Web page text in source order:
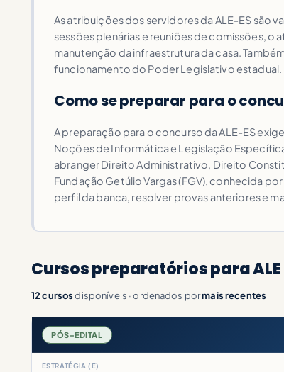
As atribuições dos servidores da ALE-ES são
sessões plenárias e reuniões de comissões,
manutenção da infraestrutura da casa.
funcionamento do Poder Legislativo estadual.
Como se preparar para o
A preparação para o concurso da ALE-ES
Noções de Informática e Legislação
abranger Direito Administrativo, Direito
Fundação Getúlio Vargas (FGV), conhecida
perfil da banca, resolver provas anteriores e
Cursos preparatórios para ALE
12 cursosdisponíveis · ordenados pormais recentes
PÓS-EDITAL
ESTRATÉGIA (E)